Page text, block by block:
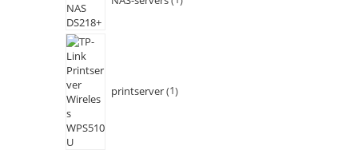
printserver 1